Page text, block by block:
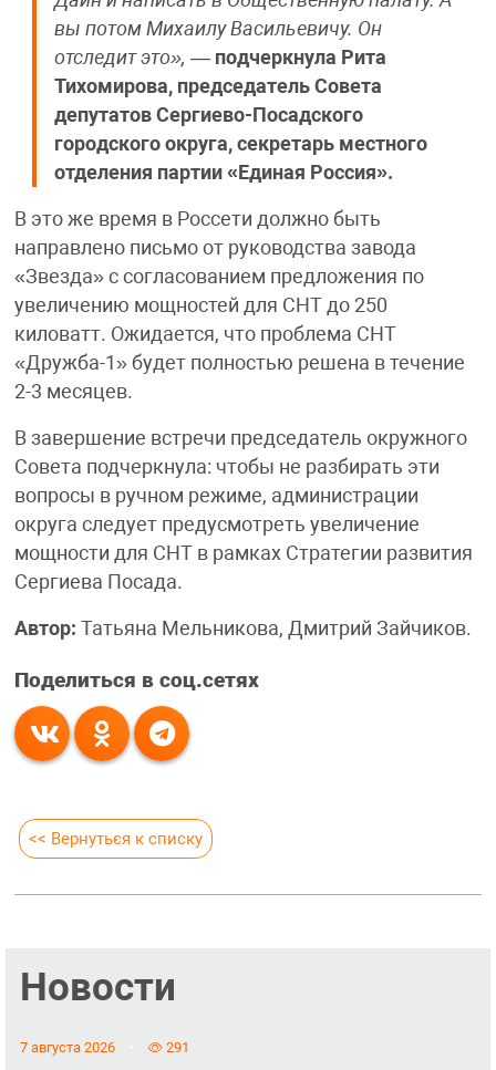
вы потом Михаилу Васильевичу. Он
отследит это», — подчеркнула Рита
Тихомирова, председатель Совета
депутатов Сергиево-Посадского
городского округа, секретарь местного
отделения партии «Единая Россия».
В это же время в Россети должно быть
направлено письмо от руководства завода
«Звезда» с согласованием предложения по
увеличению мощностей для СНТ до 250
киловатт. Ожидается, что проблема СНТ
«Дружба-1» будет полностью решена в течение
2-3 месяцев.
В завершение встречи председатель окружного
Совета подчеркнула: чтобы не разбирать эти
вопросы в ручном режиме, администрации
округа следует предусмотреть увеличение
мощности для СНТ в рамках Стратегии развития
Сергиева Посада.
Автор: Татьяна Мельникова, Дмитрий Зайчиков.
Поделиться в соц.сетях
<< Вернуться к списку
Новости
7 августа 2026 291